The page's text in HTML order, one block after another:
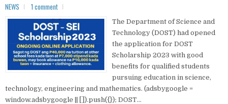
NEWS 1 comment
The Department of Science and
Technology (DOST) had opened
the application for DOST
Scholarship 2023 with good
benefits for qualified students
pursuing education in science,
technology, engineering and mathematics. (adsbygoogle =
window.adsbygoogle || []).push({}); DOST...